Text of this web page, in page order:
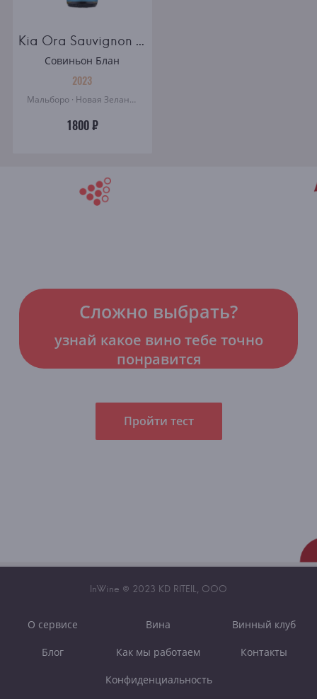
Kia Ora Sauvignon Blanc, Marlborough
Совиньон Блан
2023
Мальборо · Новая Зеландия
1800 ₽
Сложно выбрать?
узнай какое вино тебе точно
понравится
Пройти тест
InWine © 2023 KD RITEIL, OOO
О сервисе Вина Винный клуб
Блог Как мы работаем Контакты
Конфиденциальность